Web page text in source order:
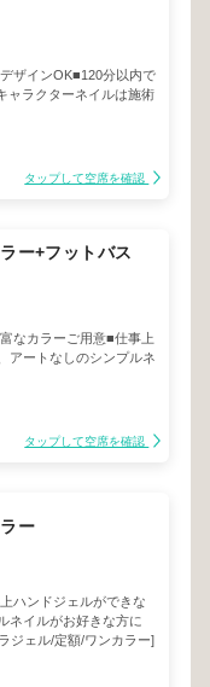
ザインOK■120分以内で
ャラクターネイルは施術
タップして空席を確認
ー+フットバス
なカラーご用意■仕事上
アートなしのシンプルネ
タップして空席を確認
ー
ハンドジェルができな
ネイルがお好きな方に
ジェル/定額/ワンカラー]